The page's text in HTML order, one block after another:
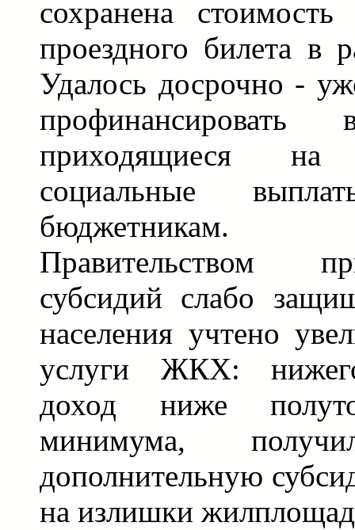
сохранена стоимость
проездного билета в
Удалось досрочно -
приходящиеся
социальные
бюджетникам.
Правительством
субсидий слабо
населения учтено
услуги ЖКХ:
доход ниже
минимума,
дополнительную
на излишки